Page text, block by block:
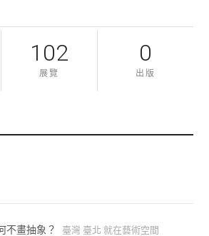
102
展覽
0
出版
不畫抽象？ 臺灣 臺北 就在藝術空間